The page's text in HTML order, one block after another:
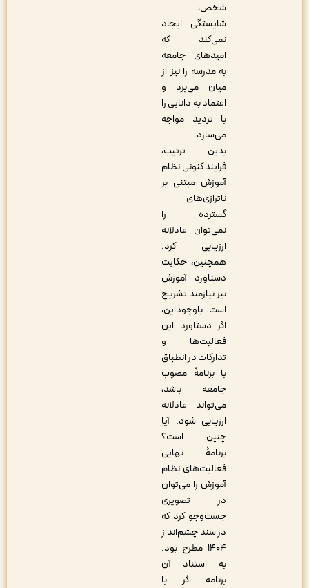
شایستگی ایجاد
نمی‌کند که
امیدهای جامعه
به مدرسه را نیز از
میان می‌برد و
اعتماد به دانایی را
با تردید مواجه
می‌سازد.
بدین ترتیب،
فرایند کنونی نظام
آموزش مبتنی بر
ناترازی‌های
گسترده را
نمی‌توان عادلانه
ارزیابی کرد.
همچنین، حکایت
دستاورد آموزش
نیز نیازمند تشریح
است. باوجوداین،
اگر دستاورد این
فعالیت‌ها و
تدارکات در انطباق
با برنامۀ مصوب
جامعه باشد،
می‌تواند عادلانه
ارزیابی شود. آیا
چنین است؟
برنامۀ نهایی
فعالیت‌های نظام
آموزش را می‌توان
در تصویری
جست‌وجو کرد که
در سند چشم‌انداز
۱۴۰۴ مطرح بود.
به استناد آن
برنامه اگر با